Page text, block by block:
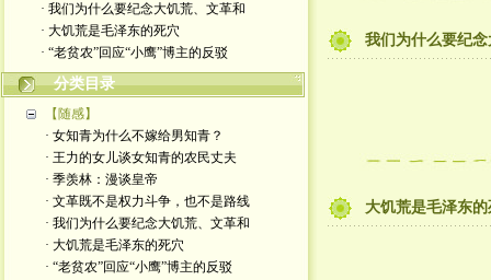
· 我们为什么要纪念大饥荒、文革和
· 大饥荒是毛泽东的死穴
· “老贫农”回应“小鹰”博主的反驳
分类目录
【随感】
· 女知青为什么不嫁给男知青？
· 王力的女儿谈女知青的农民丈夫
· 季羡林：漫谈皇帝
· 文革既不是权力斗争，也不是路线
· 我们为什么要纪念大饥荒、文革和
· 大饥荒是毛泽东的死穴
· “老贫农”回应“小鹰”博主的反驳
我们为什么要纪
大饥荒是毛泽东的